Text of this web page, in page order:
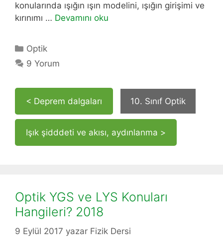
konularında ışığın ışın modelini, ışığın girişimi ve
kırınımı … Devamını oku
Kategoriler
Optik
9 Yorum
< Deprem dalgaları 10. Sınıf Optik
Işık şidddeti ve akısı, aydınlanma >
Optik YGS ve LYS Konuları
Hangileri? 2018
9 Eylül 2017 yazar Fizik Dersi